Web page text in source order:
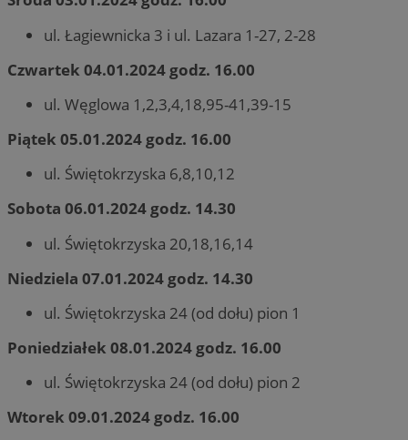
ul. Łagiewnicka 3 i ul. Lazara 1-27, 2-28
Czwartek 04.01.2024 godz. 16.00
ul. Węglowa 1,2,3,4,18,95-41,39-15
Piątek 05.01.2024 godz. 16.00
ul. Świętokrzyska 6,8,10,12
Sobota 06.01.2024 godz. 14.30
ul. Świętokrzyska 20,18,16,14
Niedziela 07.01.2024 godz. 14.30
ul. Świętokrzyska 24 (od dołu) pion 1
Poniedziałek 08.01.2024 godz. 16.00
ul. Świętokrzyska 24 (od dołu) pion 2
Wtorek 09.01.2024 godz. 16.00